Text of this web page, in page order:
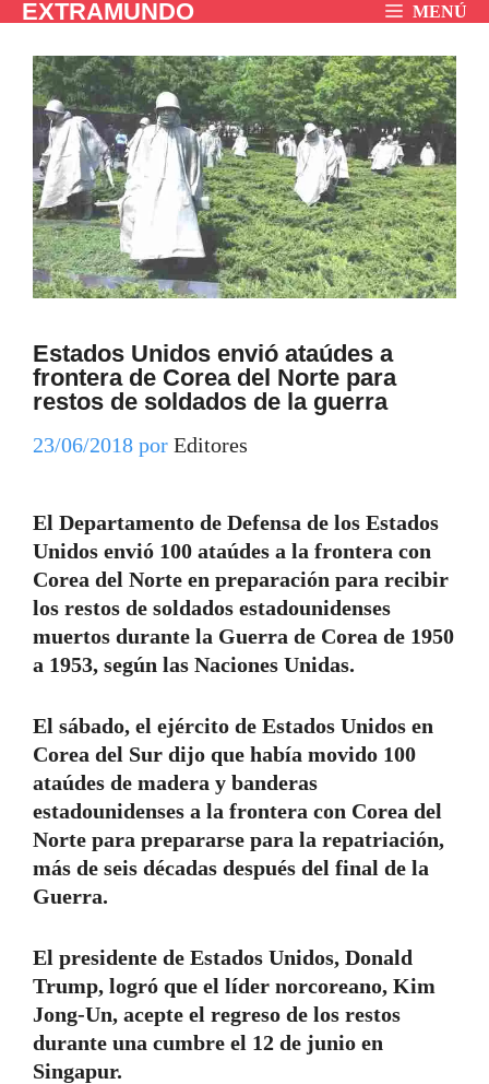
Saltar
contenido
EXTRAMUNDO MENÚ
Estados Unidos envió ataúdes a
frontera de Corea del Norte para
restos de soldados de la guerra
23/06/2018 por Editores
El Departamento de Defensa de los Estados
Unidos envió 100 ataúdes a la frontera con
Corea del Norte en preparación para recibir
los restos de soldados estadounidenses
muertos durante la Guerra de Corea de 1950
a 1953, según las Naciones Unidas.
El sábado, el ejército de Estados Unidos en
Corea del Sur dijo que había movido 100
ataúdes de madera y banderas
estadounidenses a la frontera con Corea del
Norte para prepararse para la repatriación,
más de seis décadas después del final de la
Guerra.
El presidente de Estados Unidos, Donald
Trump, logró que el líder norcoreano, Kim
Jong-Un, acepte el regreso de los restos
durante una cumbre el 12 de junio en
Singapur.